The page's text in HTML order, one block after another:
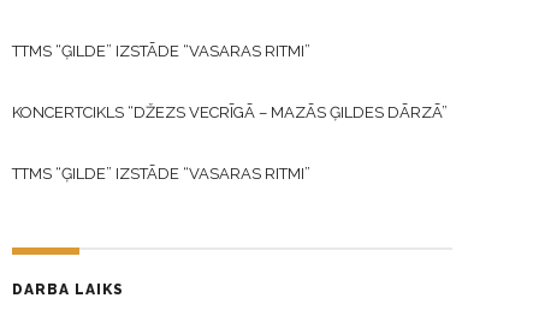
TTMS “ĢILDE” IZSTĀDE “VASARAS RITMI”
KONCERTCIKLS “DŽEZS VECRĪGĀ – MAZĀS ĢILDES DĀRZĀ”
TTMS “ĢILDE” IZSTĀDE “VASARAS RITMI”
DARBA LAIKS